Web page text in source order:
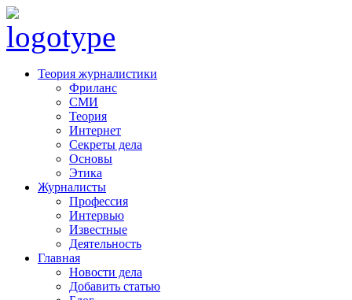
Теория журналистики
Фриланс
СМИ
Теория
Интернет
Секреты дела
Основы
Этика
Журналисты
Профессия
Интервью
Известные
Деятельность
Главная
Новости дела
Добавить статью